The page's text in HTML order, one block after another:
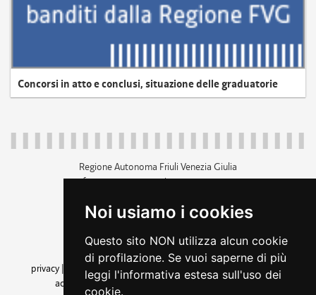
Noi usiamo i cookies
Questo sito NON utilizza alcun cookie
di profilazione. Se vuoi saperne di più
leggi l'informativa estesa sull'uso dei
cookie.
Concorsi in atto e conclusi, situazione delle graduatorie
Regione Autonoma Friuli Venezia Giulia
c.f. 80014930327; p.iva 00526040324
+39 040 3771111
amministrazione trasparente
privacy
cookie |note legali accessibilità
dichiarazione di
accessibilità| feedback cambio preferenze cookie